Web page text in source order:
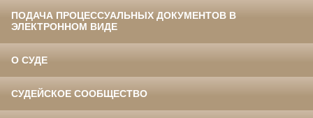
ПОДАЧА ПРОЦЕССУАЛЬНЫХ ДОКУМЕНТОВ В
ЭЛЕКТРОННОМ ВИДЕ
О СУДЕ
СУДЕЙСКОЕ СООБЩЕСТВО